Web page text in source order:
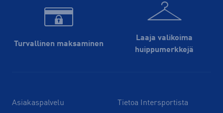
Turvallinen maksaminen
Laaja valikoima
huippu­merkkejä
Asiakaspalvelu
Tietoa Intersportista